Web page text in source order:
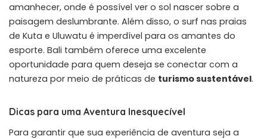
amanhecer, onde é possível ver o sol nascer sobre a
paisagem deslumbrante. Além disso, o surf nas praias
de Kuta e Uluwatu é imperdível para os amantes do
esporte. Bali também oferece uma excelente
oportunidade para quem deseja se conectar com a
natureza por meio de práticas de turismo sustentável.
Dicas para uma Aventura Inesquecível
Para garantir que sua experiência de aventura seja a